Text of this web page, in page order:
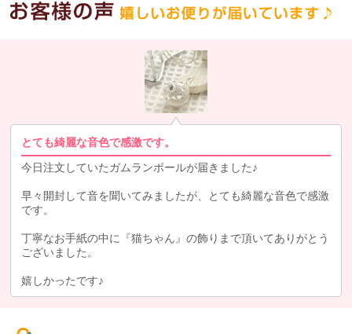
とても綺麗な音色で感激です。
今日注文していたガムランボールが届きました♪
早々開封して音を聞いてみましたが、とても綺麗な音色で感激
です。
丁寧なお手紙の中に『猫ちゃん』の飾りまで頂いてありがとう
ございました。
嬉しかったです♪